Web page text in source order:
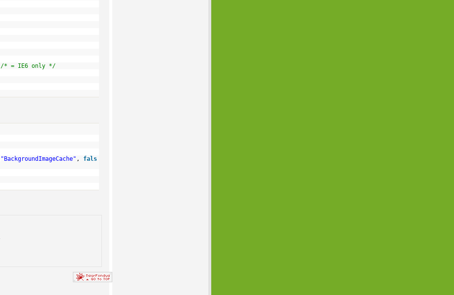
/* = IE6 only */
"BackgroundImageCache" , fals